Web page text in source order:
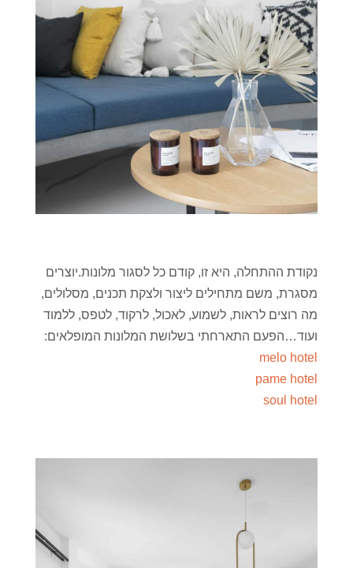
נקודת ההתחלה, היא זו, קודם כל לסגור מלונות.יוצרים
מסגרת, משם מתחילים ליצור ולצקת תכנים, מסלולים,
מה רוצים לראות, לשמוע, לאכול, לרקוד, לטפס, ללמוד
ועוד…הפעם התארחתי בשלושת המלונות המופלאים:
melo hotel
pame hotel
soul hotel